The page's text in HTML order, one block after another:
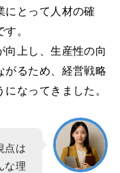
にとって人材の確
。
上し、生産性の向
がるため、経営戦略
なってきました。
点は
な理